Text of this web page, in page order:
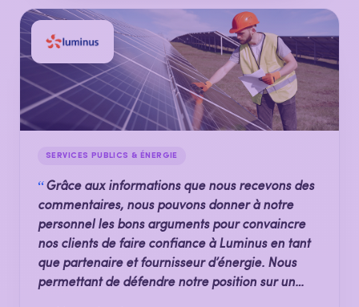
SERVICES PUBLICS & ÉNERGIE
“Grâce aux informations que nous recevons des
commentaires, nous pouvons donner à notre
personnel les bons arguments pour convaincre
nos clients de faire confiance à Luminus en tant
que partenaire et fournisseur d’énergie. Nous
permettant de défendre notre position sur un